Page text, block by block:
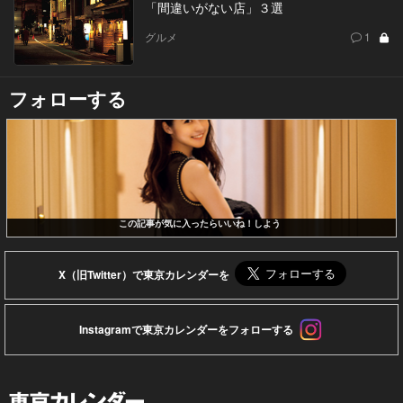
「間違いがない店」３選
グルメ 1
フォローする
この記事が気に入ったらいいね！しよう
X（旧Twitter）で東京カレンダーを
Instagramで東京カレンダーをフォローする